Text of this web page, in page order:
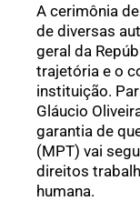
A cerimônia
de diversas
geral da
trajetória e o
instituição.
Gláucio
garantia de
(MPT) vai
direitos
humana.